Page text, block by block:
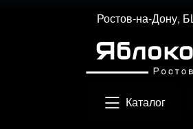
Ростов-на-Дону,
Каталог